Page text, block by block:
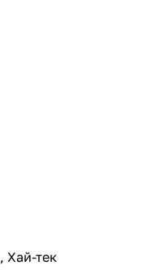
, Хай-тек